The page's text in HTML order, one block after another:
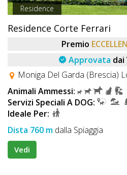
Residence
Residence Corte Ferrari
Premio
Approvata
Moniga Del Garda (Brescia)
Animali Ammessi:
Servizi Speciali A DOG:
Ideale Per:
Dista 760 m dalla Spiaggia
Vedi